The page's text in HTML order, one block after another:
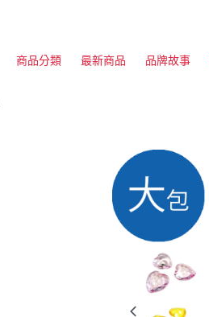
商品分類 最新商品 品牌故事